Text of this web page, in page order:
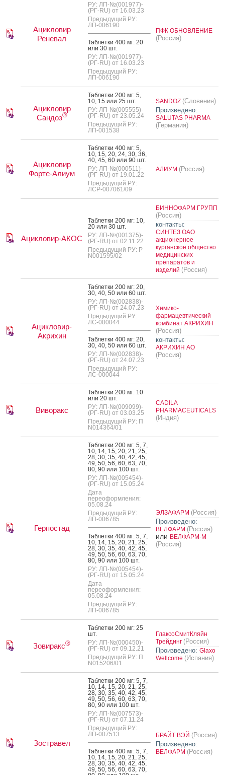
Ацикловир
Реневал
РУ: ЛП-№(001977)-
(РГ-RU) от 16.03.23
Предыдущий РУ:
ЛП-006190
Таб­летки 400 мг: 20
или 30 шт.
РУ: ЛП-№(001977)-
(РГ-RU) от 16.03.23
Предыдущий РУ:
ЛП-006190
ПФК ОБНОВЛЕНИЕ
(Россия)
Ацикловир
Сандоз®
Таб­летки 200 мг: 5,
10, 15 или 25 шт.
РУ: ЛП-№(005555)-
(РГ-RU) от 23.05.24
Предыдущий РУ:
ЛП-001538
SANDOZ (Словения)
Произведено:
SALUTAS PHARMA
(Германия)
Ацикловир
Форте-Алиум
Таб­летки 400 мг: 5,
10, 15, 20, 24, 30, 36,
40, 45, 60 или 90 шт.
РУ: ЛП-№(000511)-
(РГ-RU) от 19.01.22
Предыдущий РУ:
ЛСР-007061/09
АЛИУМ (Россия)
Ацикловир-АКОС
Таб­летки 200 мг: 10,
20 или 30 шт.
РУ: ЛП-№(001375)-
(РГ-RU) от 02.11.22
Предыдущий РУ: Р
N001595/02
БИННОФАРМ ГРУПП
(Россия)
контакты:
СИНТЕЗ ОАО
акционерное
курганское общество
медицинских
препаратов и
изделий (Россия)
Ацикловир-
Акрихин
Таб­летки 200 мг: 20,
30, 40, 50 или 60 шт.
РУ: ЛП-№(002838)-
(РГ-RU) от 24.07.23
Предыдущий РУ:
ЛС-000044
Таб­летки 400 мг: 20,
30, 40, 50 или 60 шт.
РУ: ЛП-№(002838)-
(РГ-RU) от 24.07.23
Предыдущий РУ:
ЛС-000044
Химико-
фармацевтический
комбинат АКРИХИН
(Россия)
контакты:
АКРИХИН АО
(Россия)
Виворакс
Таб­летки 200 мг: 10
или 20 шт.
РУ: ЛП-№(009099)-
(РГ-RU) от 03.03.25
Предыдущий РУ: П
N014364/01
CADILA
PHARMACEUTICALS
(Индия)
Герпостад
Таб­летки 200 мг: 5, 7,
10, 14, 15, 20, 21, 25,
28, 30, 35, 40, 42, 45,
49, 50, 56, 60, 63, 70,
80, 90 или 100 шт.
РУ: ЛП-№(005454)-
(РГ-RU) от 15.05.24
Дата
переоформления:
05.08.24
Предыдущий РУ:
ЛП-006785
Таб­летки 400 мг: 5, 7,
10, 14, 15, 20, 21, 25,
28, 30, 35, 40, 42, 45,
49, 50, 56, 60, 63, 70,
80, 90 или 100 шт.
РУ: ЛП-№(005454)-
(РГ-RU) от 15.05.24
Дата
переоформления:
05.08.24
Предыдущий РУ:
ЛП-006785
ЭЛЗАФАРМ (Россия)
Произведено:
ВЕЛФАРМ (Россия)
или ВЕЛФАРМ-М
(Россия)
Зовиракс®
Таб­летки 200 мг: 25
шт.
РУ: ЛП-№(000450)-
(РГ-RU) от 09.12.21
Предыдущий РУ: П
N015206/01
ГлаксоСмитКляйн
Трейдинг (Россия)
Произведено: Glaxo
Wellcome (Испания)
Зостравел
Таб­летки 200 мг: 5, 7,
10, 14, 15, 20, 21, 25,
28, 30, 35, 40, 42, 45,
49, 50, 56, 60, 63, 70,
80, 90 или 100 шт.
РУ: ЛП-№(007573)-
(РГ-RU) от 07.11.24
Предыдущий РУ:
ЛП-007513
Таб­летки 400 мг: 5, 7,
10, 14, 15, 20, 21, 25,
28, 30, 35, 40, 42, 45,
49, 50, 56, 60, 63, 70,
БРАЙТ ВЭЙ (Россия)
Произведено:
ВЕЛФАРМ (Россия)